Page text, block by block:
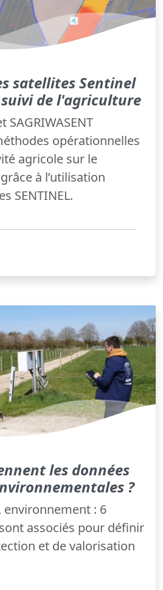
satellites Sentinel
de l'agriculture
SAGRIWASENT
opérationnelles
agricole sur le
à l’utilisation
SENTINEL.
les données
?
environnement : 6
associés pour définir
et de valorisation